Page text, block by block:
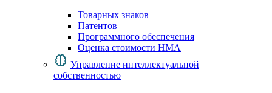
Товарных знаков
Патентов
Программного обеспечения
Оценка стоимости НМА
Управление интеллектуальной
собственностью